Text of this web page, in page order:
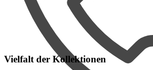
Vielfalt der Kollektionen